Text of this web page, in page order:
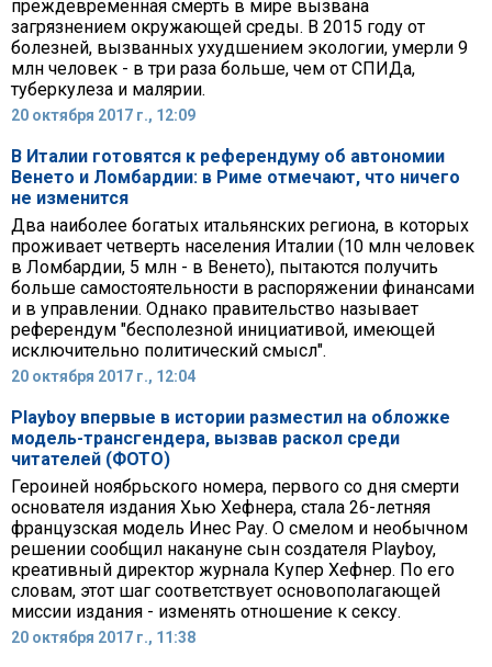
преждевременная смерть в мире вызвана
загрязнением окружающей среды. В 2015 году от
болезней, вызванных ухудшением экологии, умерли 9
млн человек - в три раза больше, чем от СПИДа,
туберкулеза и малярии.
20 октября 2017 г., 12:09
В Италии готовятся к референдуму об автономии
Венето и Ломбардии: в Риме отмечают, что ничего
не изменится
Два наиболее богатых итальянских региона, в которых
проживает четверть населения Италии (10 млн человек
в Ломбардии, 5 млн - в Венето), пытаются получить
больше самостоятельности в распоряжении финансами
и в управлении. Однако правительство называет
референдум "бесполезной инициативой, имеющей
исключительно политический смысл".
20 октября 2017 г., 12:04
Playboy впервые в истории разместил на обложке
модель-трансгендера, вызвав раскол среди
читателей (ФОТО)
Героиней ноябрьского номера, первого со дня смерти
основателя издания Хью Хефнера, стала 26-летняя
французская модель Инес Рау. О смелом и необычном
решении сообщил накануне сын создателя Playboy,
креативный директор журнала Купер Хефнер. По его
словам, этот шаг соответствует основополагающей
миссии издания - изменять отношение к сексу.
20 октября 2017 г., 11:38